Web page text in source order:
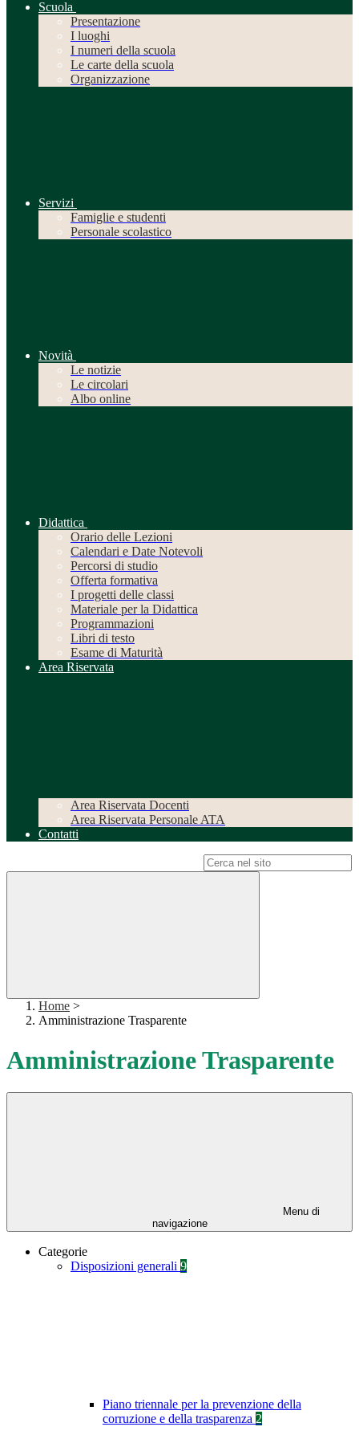
Scuola
Presentazione
I luoghi
I numeri della scuola
Le carte della scuola
Organizzazione
Servizi
Famiglie e studenti
Personale scolastico
Novità
Le notizie
Le circolari
Albo online
Didattica
Orario delle Lezioni
Calendari e Date Notevoli
Percorsi di studio
Offerta formativa
I progetti delle classi
Materiale per la Didattica
Programmazioni
Libri di testo
Esame di Maturità
Area Riservata
Area Riservata Docenti
Area Riservata Personale ATA
Contatti
Home >
Amministrazione Trasparente
Amministrazione Trasparente
Menu di
navigazione
Categorie
Disposizioni generali 9
Piano triennale per la prevenzione della
corruzione e della trasparenza 2